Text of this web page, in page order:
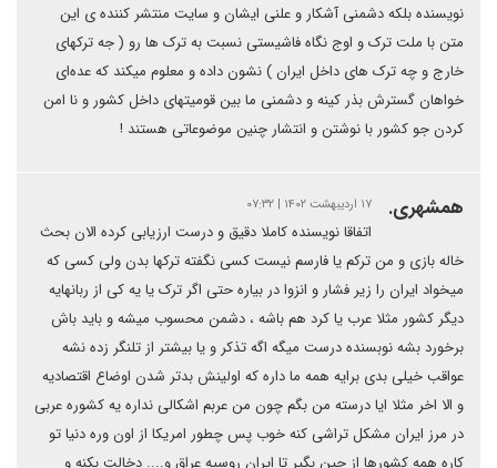
نویسنده بلکه دشمنی آشکار و علنی ایشان و سایت منتشر کننده ی این
متن با ملت ترک و اوج نگاه فاشیستی نسبت به ترک ها رو ( جه ترکهای
خارج و چه ترک های داخل ایران ) نشون داده و معلوم میکند که عده‌ای
خواهان گسترش بذر کینه و دشمنی ما بین قومیتهای داخل کشور و نا امن
کردن جو کشور با نوشتن و انتشار چنین موضوعاتی هستند !
همشهری. ۱۷ اردیبهشت ۱۴۰۲ | ۰۷:۳۲
اتفاقا نویسنده کاملا دقیق و درست ارزیابی کرده الان بحث
خاله بازی و من ترکم یا فارسم نیست کسی نگفته ترکها بدن ولی کسی که
میخواد ایران را زیر فشار و انزوا در بیاره حتی اگر ترک یا یه کی از ربانهایه
دیگر کشور مثلا عرب یا کرد هم باشه ، دشمن محسوب میشه و باید باش
برخورد بشه نوبسنده درست میگه اگه تذکر و یا بیشتر از تلنگر زده نشه
عواقب خیلی بدی برایه همه ما داره که اولینش بدتر شدن اوضاع اقتصادیه
و الا اخر مثلا ایا درسته من بگم چون من عربم اشکالی نداره یه کشوره عربی
در مرز ایران مشکل تراشی کنه خوب پس چطور امریکا از اون وره دنیا تو
کاره همه کشورها از چین بگیر تا ایران روسیه عراق و.... دخالت بکنه و